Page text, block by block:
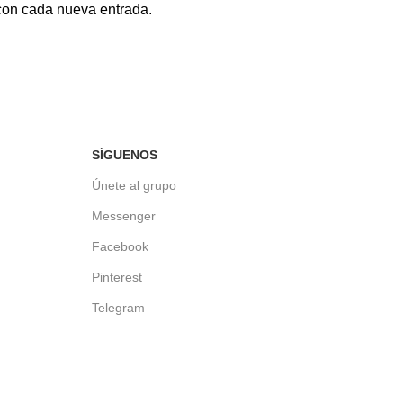
cada nueva entrada.
SÍGUENOS
Únete al grupo
Messenger
Facebook
Pinterest
Telegram